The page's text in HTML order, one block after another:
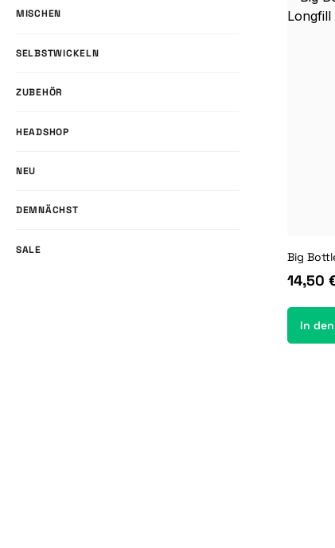
MISCHEN
SELBSTWICKELN
ZUBEHÖR
HEADSHOP
NEU
DEMNÄCHST
SALE
14,50
In